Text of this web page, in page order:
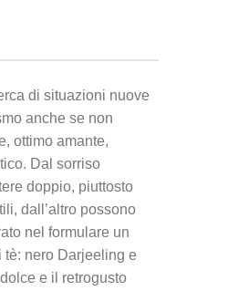
di situazioni nuove
anche se non
ottimo amante,
Dal sorriso
doppio, piuttosto
dall’altro possono
nel formulare un
nero Darjeeling e
e il retrogusto